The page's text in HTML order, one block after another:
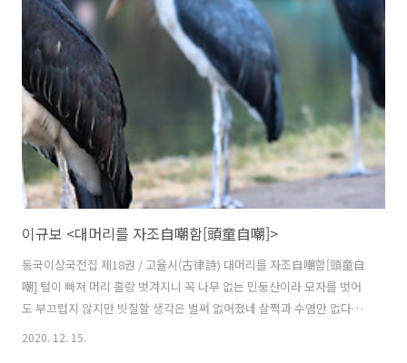
蓄有地。況吾不媟近不驅使者乎。 ⓒ 한국고전번역원 | 영인표점 한
국문집총간 | 1990 **** 너무나 잘 알면서도 잘 되지 않는 일이다. 언제
나 말하듯이 배신은 측근의 특권이다. 나를 배신하는 사람은 나의 최측근
이다. 내 비밀을 속속들이 아는 까닭이다. 돈 좀 있는 사람이면 언제나 비
서와 운전사를 조심해야..
이규보 <대머리를 자조自嘲함[頭童自嘲]>
동국이상국전집 제18권 / 고율시(古律詩) 대머리를 자조自嘲함[頭童自
嘲] 털이 빠져 머리 홀랑 벗겨지니 꼭 나무 없는 민둥산이라 모자를 벗어
도 부끄럽지 않지만 빗질할 생각은 벌써 없어졌네 살쩍과 수염만 없다면
참말로 늙은 까까중 같으리 갓과 고깔로 정수리 꾸미고 말타고 마부까지
2020. 12. 15.